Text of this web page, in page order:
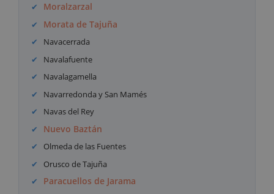
Moralzarzal
Morata de Tajuña
Navacerrada
Navalafuente
Navalagamella
Navarredonda y San Mamés
Navas del Rey
Nuevo Baztán
Olmeda de las Fuentes
Orusco de Tajuña
Paracuellos de Jarama